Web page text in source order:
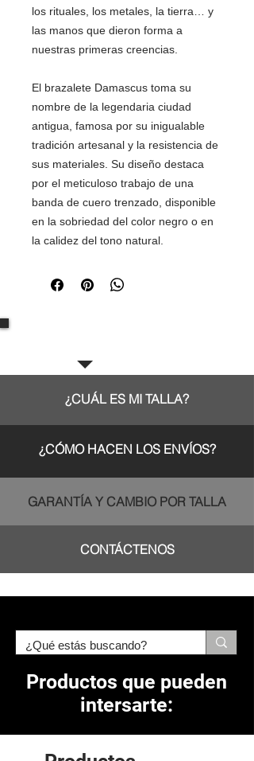
los rituales, los metales, la tierra… y
las manos que dieron forma a
nuestras primeras creencias.
El brazalete Damascus toma su
nombre de la legendaria ciudad
antigua, famosa por su inigualable
tradición artesanal y la resistencia de
sus materiales. Su diseño destaca
por el meticuloso trabajo de una
banda de cuero trenzado, disponible
en la sobriedad del color negro o en
la calidez del tono natural.
¿CUÁL ES MI TALLA?
¿CÓMO HACEN LOS ENVÍOS?
GARANTÍA Y CAMBIO POR TALLA
CONTÁCTENOS
Productos que pueden
intersarte: